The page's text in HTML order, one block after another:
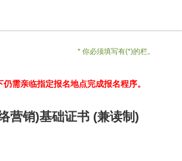
* 你必须填写有(*)的栏。
需亲临指定报名地点完成报名程序。
营销)基础证书 (兼读制)